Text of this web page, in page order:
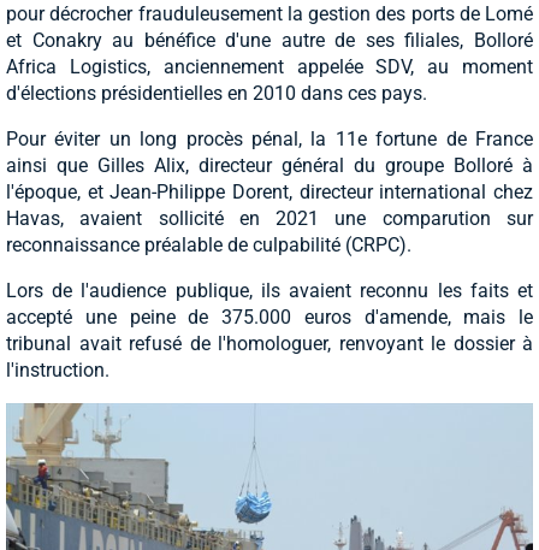
pour décrocher frauduleusement la gestion des ports de Lomé
et Conakry au bénéfice d'une autre de ses filiales, Bolloré
Africa Logistics, anciennement appelée SDV, au moment
d'élections présidentielles en 2010 dans ces pays.
Pour éviter un long procès pénal, la 11e fortune de France
ainsi que Gilles Alix, directeur général du groupe Bolloré à
l'époque, et Jean-Philippe Dorent, directeur international chez
Havas, avaient sollicité en 2021 une comparution sur
reconnaissance préalable de culpabilité (CRPC).
Lors de l'audience publique, ils avaient reconnu les faits et
accepté une peine de 375.000 euros d'amende, mais le
tribunal avait refusé de l'homologuer, renvoyant le dossier à
l'instruction.